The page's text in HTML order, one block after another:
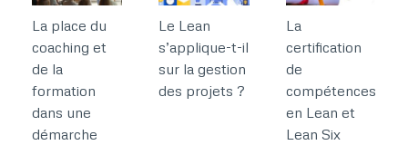
La place du
coaching et
de la
formation
dans une
démarche
Le Lean
s’applique-t-il
sur la gestion
des projets ?
La
certification
de
compétences
en Lean et
Lean Six